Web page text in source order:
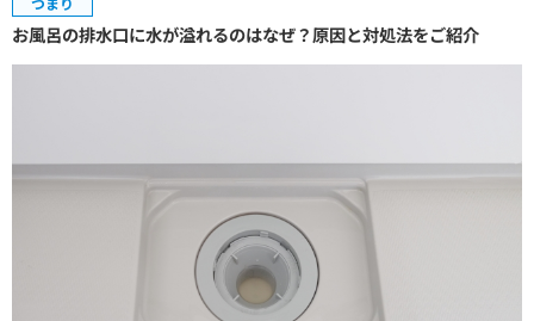
お風呂の排水口に水が溢れるのはなぜ？原因と対処法をご紹介